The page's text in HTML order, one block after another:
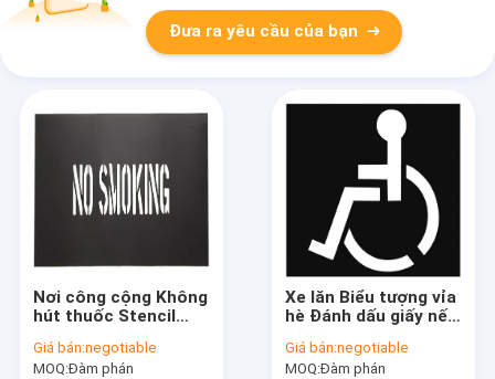
Đưa ra yêu cầu của bạn
Nơi công cộng Không
hút thuốc Stencil
hiệu Thư nhựa Stencil
Tùy chỉnh
Giá bán:negotiable
MOQ:Đàm phán
Xe lăn Biểu tượng vỉa
hè Đánh dấu giấy nến
dụng Sơn Spurt
Giá bán:negotiable
MOQ:Đàm phán